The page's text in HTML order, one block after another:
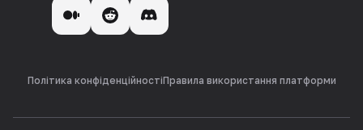
Політика конфіденційностіПравила використання платформи